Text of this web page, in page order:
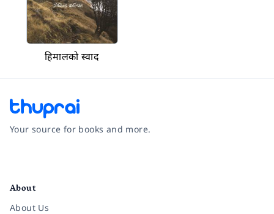
हिमालको स्वाद
Your source for books and more.
About
About Us